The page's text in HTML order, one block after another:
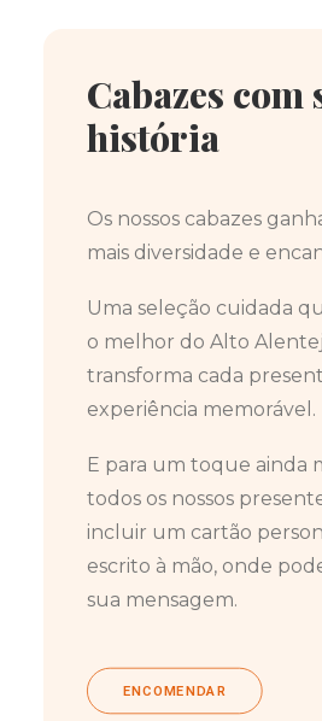
Cabazes com
história
Os nossos cabazes
mais diversidade e
Uma seleção cuidada
o melhor do Alto
transforma cada
experiência memorável.
E para um toque ainda
todos os nossos
incluir um cartão
escrito à mão, onde
sua mensagem.
ENCOMENDAR